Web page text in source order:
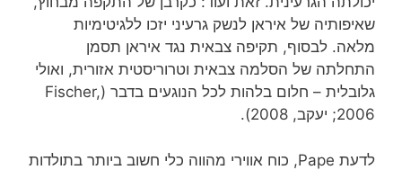
שאיפותיה של איראן לנשק גרעיני יזכו ללגיטימיות
מלאה. לבסוף, תקיפה צבאית נגד איראן תסמן
התחלתה של הסלמה צבאית וטרוריסטית אזורית, ואולי
גלובלית – חלום בלהות לכל הנוגעים בדבר (Fischer,
2006; יעקב, 2008).
לדעת Pape, כוח אווירי מהווה כלי חשוב ביותר בתולדות